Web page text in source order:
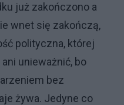
już zakończono a
wnet się zakończą,
polityczna, której
unieważnić, bo
bez
żywa. Jedyne co